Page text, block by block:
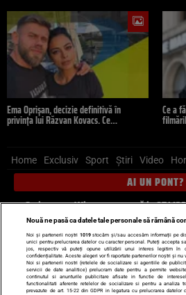
Ema Oprișan, decizie definitivă în
privința lui Răzvan Kovacs. Ce…
Ce a
Home Exclusiv Sport Știri Video
AI UN PONT?
Scrie-ne pe Whatsapp, sună la
Știri interne Știri
Ultimele stiri
Diete Insula Iubirii
Horoscop
Nouă ne pasă ca datele tale personale să rămână
Noi și partenerii noștri 1019stocăm și/sau accesăm informații pe
unici pentru prelucrarea datelor cu caracter personal. Puteți accepta
jos, respectiv vă puteți opune utilizării unui interes legitim în
confidențialitate. Aceste alegeri vor fi raportate partenerilor noștri și nu
Noi si partenerii nostri (retelele de socializare si agentiile de
servicii de date analitice) prelucram date pentru a permite
continutul si anunturile publicitare afisate in functie de
functionalitati aferente retelelor de socializare si pentru a analiza
prevazute de art. 15-22 din GDPR in legatura cu prelucrarea